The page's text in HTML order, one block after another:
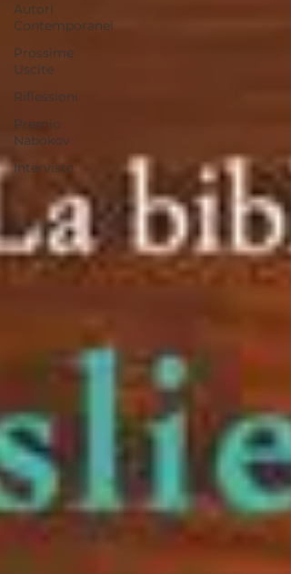
Autori
Contemporanei
Prossime
Uscite
Riflessioni
Premio
Nabokov
Interviste